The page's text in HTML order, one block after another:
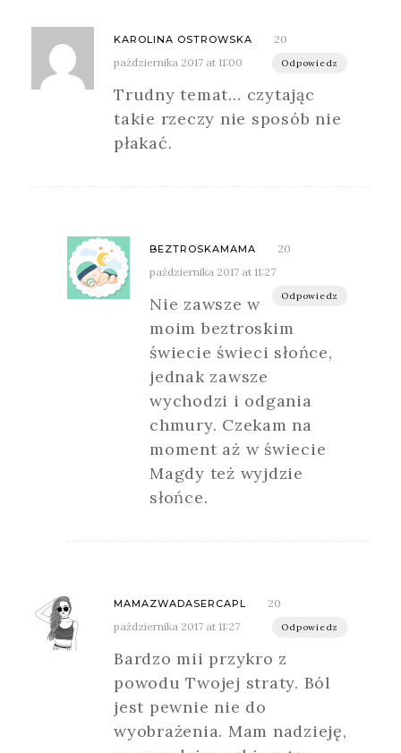
KAROLINA OSTROWSKA
20
października 2017 at 11:00
Odpowiedz
Trudny temat… czytając
takie rzeczy nie sposób nie
płakać.
BEZTROSKAMAMA
20
października 2017 at 11:27
Odpowiedz
Nie zawsze w
moim beztroskim
świecie świeci słońce,
jednak zawsze
wychodzi i odgania
chmury. Czekam na
moment aż w świecie
Magdy też wyjdzie
słońce.
MAMAZWADASERCAPL
20
października 2017 at 11:27
Odpowiedz
Bardzo mii przykro z
powodu Twojej straty. Ból
jest pewnie nie do
wyobrażenia. Mam nadzieję,